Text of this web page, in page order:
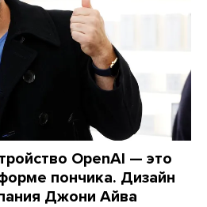
OpenAI — это
пончика. Дизайн
Джони Айва